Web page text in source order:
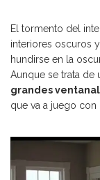
El tormento del
interiores oscuros
hundirse en la
Aunque se trata de
grandes
que va a juego